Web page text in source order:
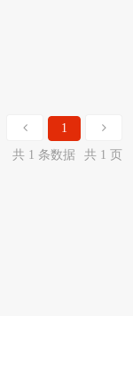
1
共 1 条数据
共 1 页